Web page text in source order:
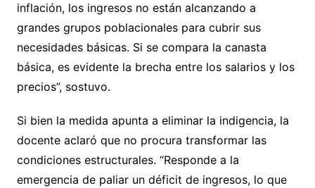
inflación, los ingresos no están alcanzando a
grandes grupos poblacionales para cubrir sus
necesidades básicas. Si se compara la canasta
básica, es evidente la brecha entre los salarios y los
precios”, sostuvo.
Si bien la medida apunta a eliminar la indigencia, la
docente aclaró que no procura transformar las
condiciones estructurales. “Responde a la
emergencia de paliar un déficit de ingresos, lo que